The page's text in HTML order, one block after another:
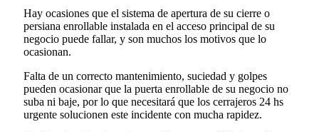
Hay ocasiones que el sistema de apertura de su cierre o
persiana enrollable instalada en el acceso principal de su
negocio puede fallar, y son muchos los motivos que lo
ocasionan.
Falta de un correcto mantenimiento, suciedad y golpes
pueden ocasionar que la puerta enrollable de su negocio no
suba ni baje, por lo que necesitará que los cerrajeros 24 hs
urgente solucionen este incidente con mucha rapidez.